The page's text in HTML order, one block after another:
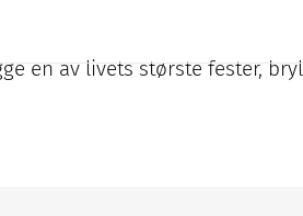
en av livets største fester,